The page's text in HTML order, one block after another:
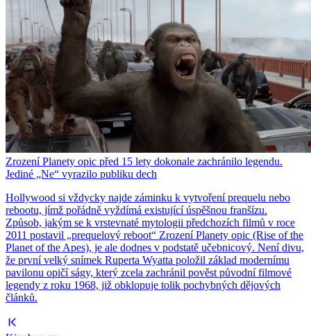
Zrození Planety opic před 15 lety dokonale zachránilo legendu.
Jediné „Ne“ vyrazilo publiku dech
Hollywood si vždycky najde záminku k vytvoření prequelu nebo
rebootu, jímž pořádně vyždímá existující úspěšnou franšízu.
Způsob, jakým se k vrstevnaté mytologii předchozích filmů v roce
2011 postavil „prequelový reboot“ Zrození Planety opic (Rise of the
Planet of the Apes), je ale dodnes v podstatě učebnicový. Není divu,
že první velký snímek Ruperta Wyatta položil základ modernímu
pavilonu opičí ságy, který zcela zachránil pověst původní filmové
legendy z roku 1968, již obklopuje tolik pochybných dějových
článků.